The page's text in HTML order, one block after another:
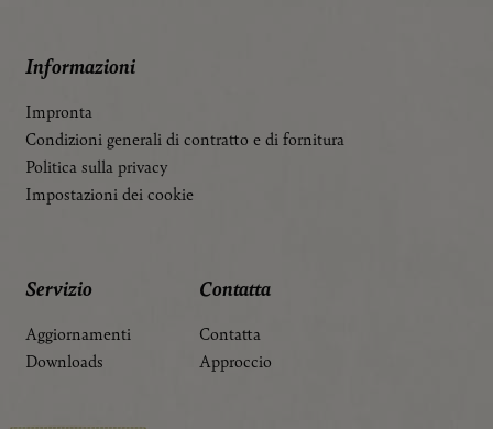
Informazioni
Impronta
Condizioni generali di contratto e di fornitura
Politica sulla privacy
Impostazioni dei cookie
Servizio
Aggiornamenti
Downloads
Contatta
Contatta
Approccio